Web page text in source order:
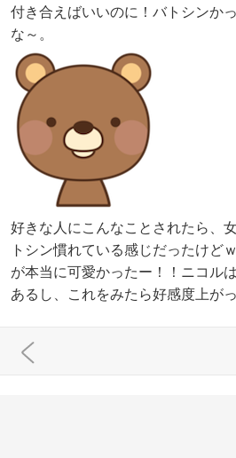
付き合えばいいのに！バトシンか
な～。
好きな人にこんなことされたら、
トシン慣れている感じだったけど
が本当に可愛かったー！！ニコル
あるし、これをみたら好感度上が